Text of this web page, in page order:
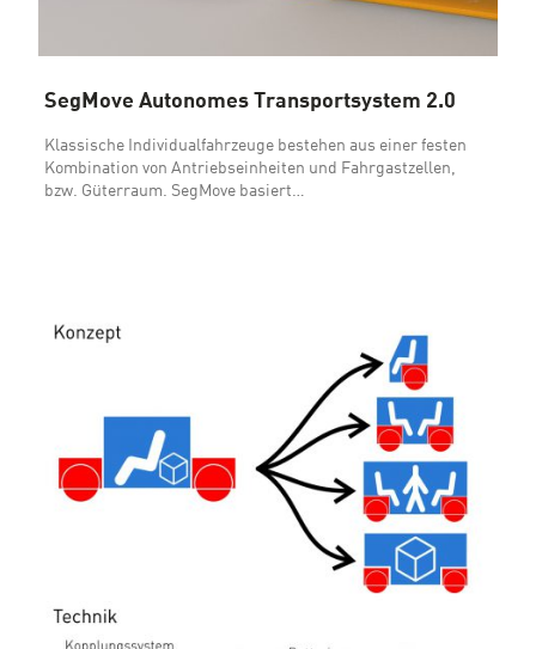
SegMove Autonomes Transportsystem 2.0
Klassische Individualfahrzeuge bestehen aus einer festen
Kombination von Antriebseinheiten und Fahrgastzellen,
bzw. Güterraum. SegMove basiert…